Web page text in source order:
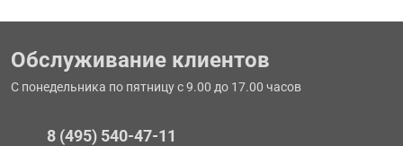
Обслуживание клиентов
С понедельника по пятницу с 9.00 до 17.00 часов
8 (495) 540-47-11